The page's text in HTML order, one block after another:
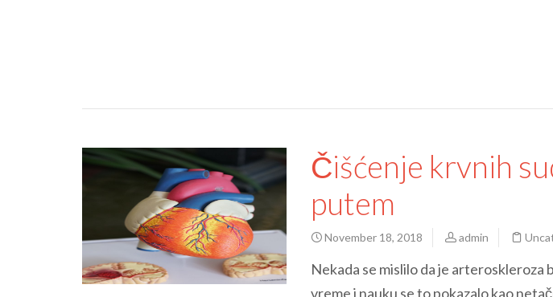
Čišćenje krvnih
putem
November 18, 2018 admin
Nekada se mislilo da je
vreme i nauku se to pokazalo kao